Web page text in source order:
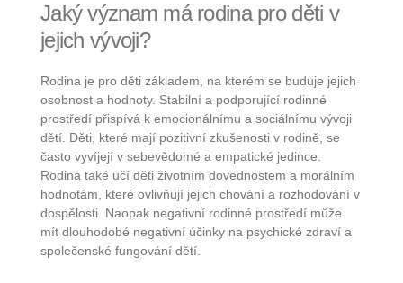
Jaký význam má rodina pro děti v
jejich vývoji?
Rodina je pro děti základem, na kterém se buduje jejich
osobnost a hodnoty. Stabilní a podporující rodinné
prostředí přispívá k emocionálnímu a sociálnímu vývoji
dětí. Děti, které mají pozitivní zkušenosti v rodině, se
často vyvíjejí v sebevědomé a empatické jedince.
Rodina také učí děti životním dovednostem a morálním
hodnotám, které ovlivňují jejich chování a rozhodování v
dospělosti. Naopak negativní rodinné prostředí může
mít dlouhodobé negativní účinky na psychické zdraví a
společenské fungování dětí.